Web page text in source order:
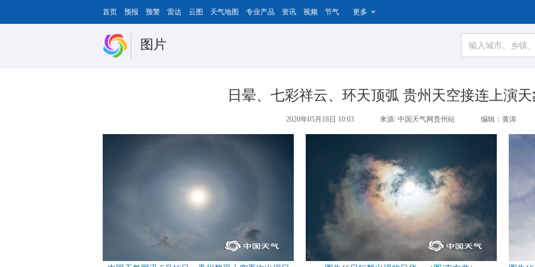
首页 预报 预警 雷达 云图 天气地图 专业产品 资讯 视频 节气 更多
图片
日晕、七彩祥云、环天顶弧 贵州天空接连上演
2020年05月18日 10:03 来源: 中国天气网贵州站 编辑：黄涛